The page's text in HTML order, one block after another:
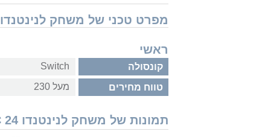
מפרט טכני של משחק לנינטנדו Nintendo Switch EA Sports FC 24
ראשי
קונסולה Switch
טווח מחירים מעל 230
תמונות של משחק לנינטנדו Nintendo Switch EA Sports FC 24